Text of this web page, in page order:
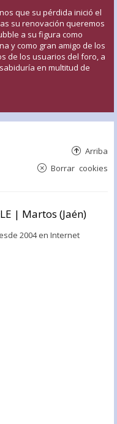
que su pérdida inició el
su renovación queremos
a su figura como
y como gran amigo de los
de los usuarios del foro, a
en multitud de
Arriba
Borrar cookies
| Martos (Jaén)
2004 en Internet